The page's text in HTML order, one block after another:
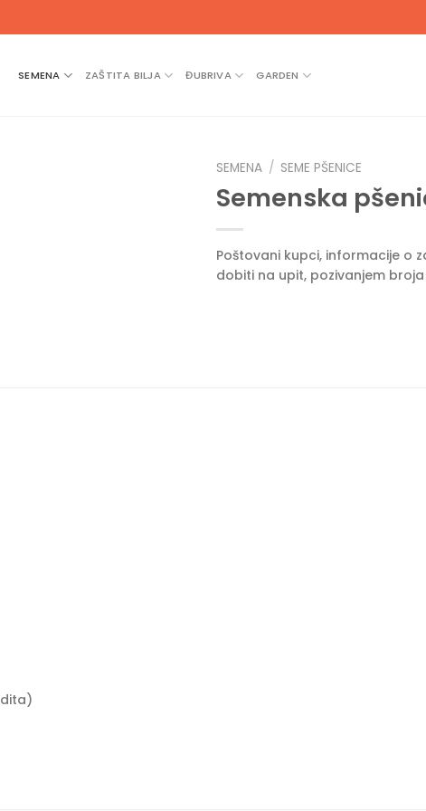
SEMENA ZAŠTITA BILJA ĐUBRIVA GARDEN
SEMENA / SEME PŠENICE
Semenska
Poštovani kupci, informacije o
dobiti na upit, pozivanjem